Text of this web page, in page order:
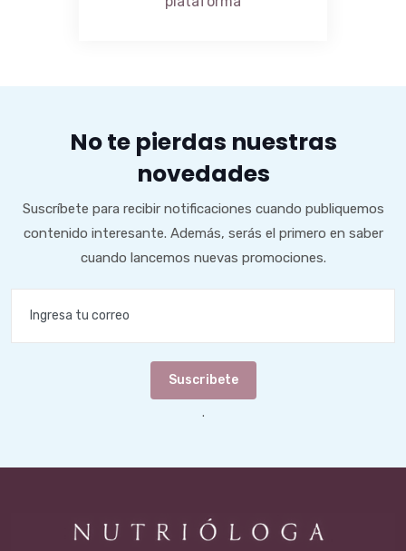
No te pierdas nuestras
novedades
Suscríbete para recibir notificaciones cuando publiquemos
contenido interesante. Además, serás el primero en saber
cuando lancemos nuevas promociones.
Suscribete
.